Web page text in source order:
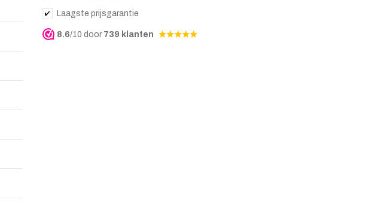
Laagste prijsgarantie
8.6/10 door 739 klanten